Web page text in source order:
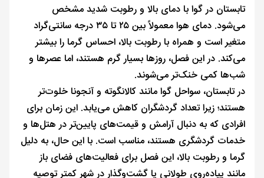
تابستان در گوا با دمای بالا و رطوبت شدید مشخص
می‌شود. دمای هوا معمولاً بین ۲۵ تا ۳۵ درجه سانتی‌گراد
متغیر است و همراه با رطوبت بالا، احساس گرما را بیشتر
می‌کند. در این فصل، روزها بسیار گرم هستند، اما عصرها و
شب‌ها کمی خنک‌تر می‌شوند.
در تابستان، سواحل گوا مانند کالانگوته و آنجونا خلوت‌تر
هستند؛ زیرا تعداد گردشگران کاهش می‌یابد. این زمان برای
افرادی که به دنبال آرامش و قیمت‌های پایین‌تر در هتل‌ها و
خدمات گردشگری هستند، مناسب است. با این حال، به دلیل
گرما و رطوبت بالا، این فصل برای فعالیت‌های فضای باز
مانند پیاده‌روی طولانی یا گشت‌وگذار در شهر کمتر توصیه